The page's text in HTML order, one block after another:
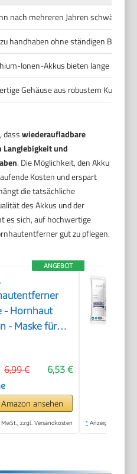
nach mehreren Jahren schwächer
handhaben ohne ständigen
Ionen-Akkus bieten lange
Gehäuse aus robustem
dasswiederaufladbare
Langlebigkeit und
. Die Möglichkeit, den Akku
Kosten und erspart
die tatsächliche
des Akkus und der
es sich, auf hochwertige
gut zu pflegen.
ANGEBOT
- Hornhaut
- Maske für
6,53 €
6,99 €
ansehen
MwSt., zzgl. Versandkosten * Anzeige